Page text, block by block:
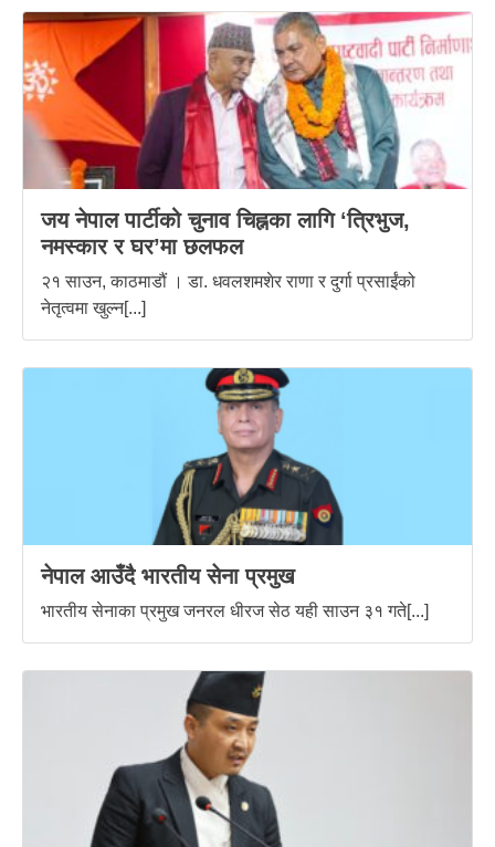
जय नेपाल पार्टीको चुनाव चिह्नका लागि ‘त्रिभुज,
नमस्कार र घर’मा छलफल
२१ साउन, काठमाडौं । डा. धवलशमशेर राणा र दुर्गा प्रसाईंको
नेतृत्वमा खुल्न[...]
नेपाल आउँदै भारतीय सेना प्रमुख
भारतीय सेनाका प्रमुख जनरल धीरज सेठ यही साउन ३१ गते[...]